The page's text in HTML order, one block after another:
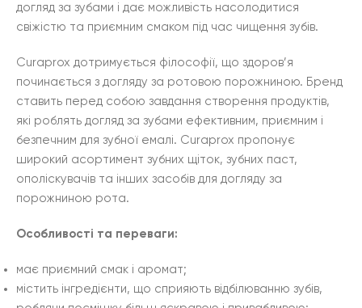
догляд за зубами і дає можливість насолодитися
свіжістю та приємним смаком під час чищення зубів.
Curaprox дотримується філософії, що здоров’я
починається з догляду за ротовою порожниною. Бренд
ставить перед собою завдання створення продуктів,
які роблять догляд за зубами ефективним, приємним і
безпечним для зубної емалі. Curaprox пропонує
широкий асортимент зубних щіток, зубних паст,
ополіскувачів та інших засобів для догляду за
порожниною рота.
Особливості та переваги:
має приємний смак і аромат;
містить інгредієнти, що сприяють відбілюванню зубів,